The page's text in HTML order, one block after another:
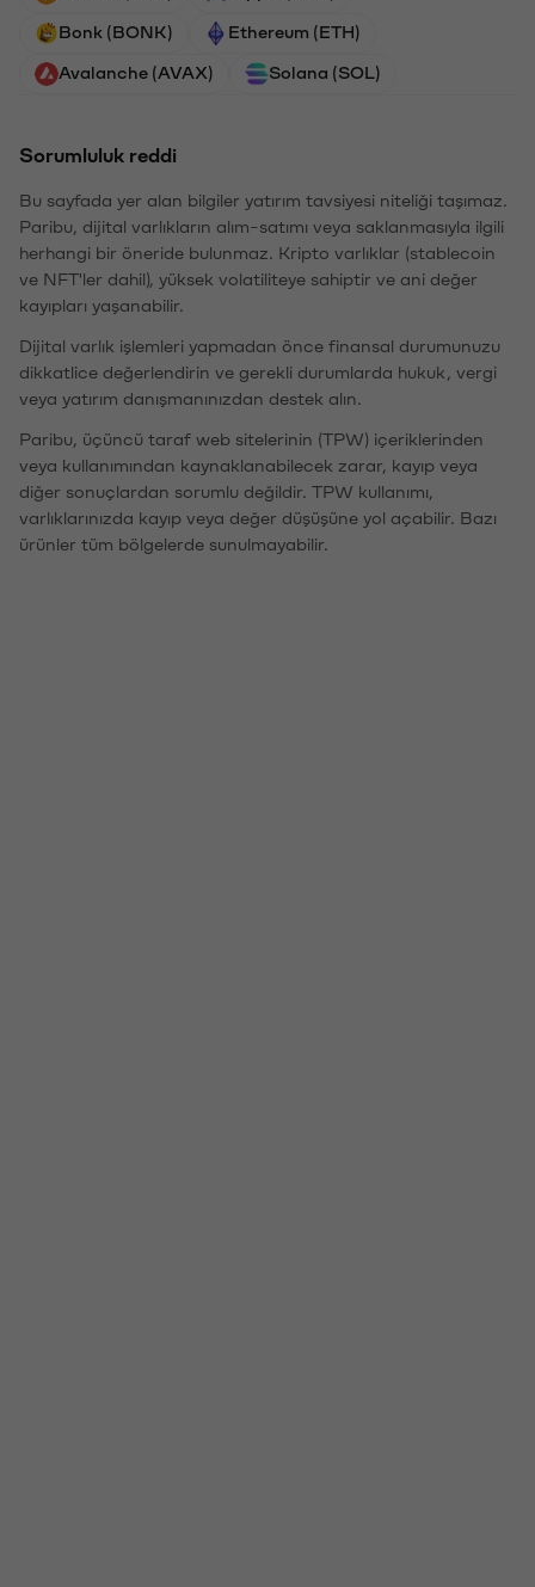
Bonk (BONK) Ethereum (ETH)
Avalanche (AVAX) Solana (SOL)
Sorumluluk reddi
Bu sayfada yer alan bilgiler yatırım tavsiyesi niteliği taşımaz.
Paribu, dijital varlıkların alım-satımı veya saklanmasıyla ilgili
herhangi bir öneride bulunmaz. Kripto varlıklar (stablecoin
ve NFT'ler dahil), yüksek volatiliteye sahiptir ve ani değer
kayıpları yaşanabilir.
Dijital varlık işlemleri yapmadan önce finansal durumunuzu
dikkatlice değerlendirin ve gerekli durumlarda hukuk, vergi
veya yatırım danışmanınızdan destek alın.
Paribu, üçüncü taraf web sitelerinin (TPW) içeriklerinden
veya kullanımından kaynaklanabilecek zarar, kayıp veya
diğer sonuçlardan sorumlu değildir. TPW kullanımı,
varlıklarınızda kayıp veya değer düşüşüne yol açabilir. Bazı
ürünler tüm bölgelerde sunulmayabilir.